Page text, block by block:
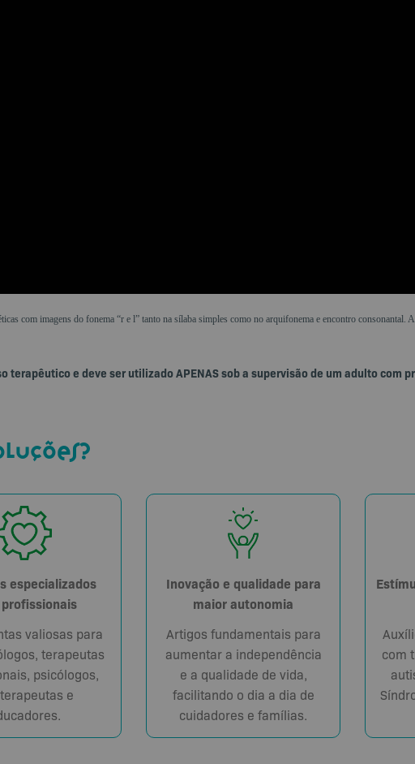
com imagens do fonema “r e l” tanto na sílaba simples como no arquifonema e encontro consonantal.
terapêutico e deve ser utilizado APENAS sob a supervisão de um adulto com
especializados
valiosas para
terapeutas
psicólogos,
e
Inovação e qualidade para
maior autonomia
Artigos fundamentais para
aumentar a independência
e a qualidade de vida,
facilitando o dia a dia de
cuidadores e famílias.
com